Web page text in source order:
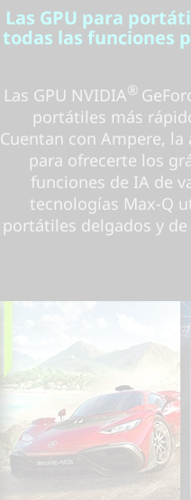
Las GPU para
todas las funciones
Las GPU NVIDIA®
portátiles más
Cuentan con Ampere, la
para ofrecerte los
funciones de IA de
tecnologías Max-Q
portátiles delgados y